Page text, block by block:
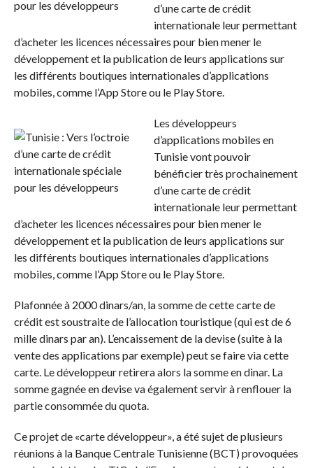
d’une carte de crédit
internationale leur permettant
d’acheter les licences nécessaires pour bien mener le
développement et la publication de leurs applications sur
les différents boutiques internationales d’applications
mobiles, comme l’App Store ou le Play Store.
Les développeurs
d’applications mobiles en
Tunisie vont pouvoir
bénéficier très prochainement
d’une carte de crédit
internationale leur permettant
d’acheter les licences nécessaires pour bien mener le
développement et la publication de leurs applications sur
les différents boutiques internationales d’applications
mobiles, comme l’App Store ou le Play Store.
Plafonnée à 2000 dinars/an, la somme de cette carte de
crédit est soustraite de l’allocation touristique (qui est de 6
mille dinars par an). L’encaissement de la devise (suite à la
vente des applications par exemple) peut se faire via cette
carte. Le développeur retirera alors la somme en dinar. La
somme gagnée en devise va également servir à renflouer la
partie consommée du quota.
Ce projet de «carte développeur», a été sujet de plusieurs
réunions à la Banque Centrale Tunisienne (BCT) provoquées